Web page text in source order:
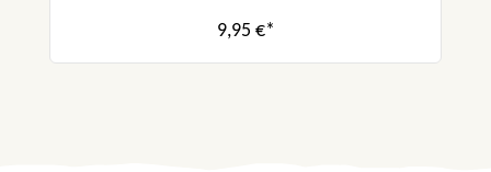
9,95 €*